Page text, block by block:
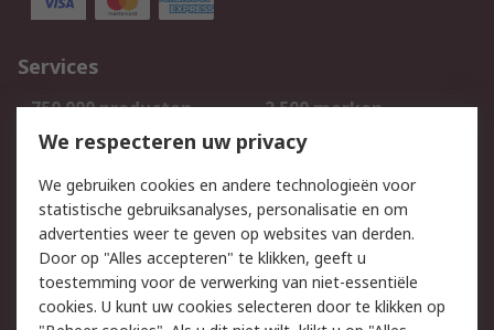
Services
750.000 producten
2.500 merken
Bestellen
Inkoopoplossingen
Track & Trace
Wettelijk
Cookiebeleid
Email veiligheid
We respecteren uw privacy
We gebruiken cookies en andere technologieën voor
statistische gebruiksanalyses, personalisatie en om
advertenties weer te geven op websites van derden.
Door op "Alles accepteren" te klikken, geeft u
toestemming voor de verwerking van niet-essentiële
cookies. U kunt uw cookies selecteren door te klikken op